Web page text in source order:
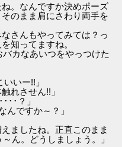
。なんですか決めポーズ
のまま肩にさわり両手を
んもやってみては？っ
知ってますね。
なあいつをやっつけた
いー!!」
れさせん!!」
･･？」
んですか～？」
ましたね。正直このまま
ん。どうしましょう。」